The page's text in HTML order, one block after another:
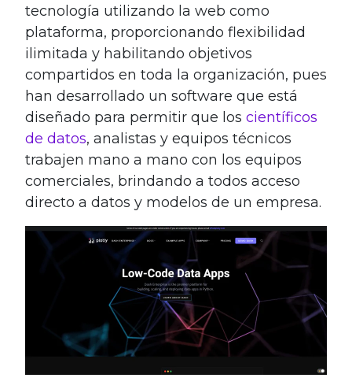
tecnología utilizando la web como
plataforma, proporcionando flexibilidad
ilimitada y habilitando objetivos
compartidos en toda la organización, pues
han desarrollado un software que está
diseñado para permitir que los científicos
de datos, analistas y equipos técnicos
trabajen mano a mano con los equipos
comerciales, brindando a todos acceso
directo a datos y modelos de un empresa.